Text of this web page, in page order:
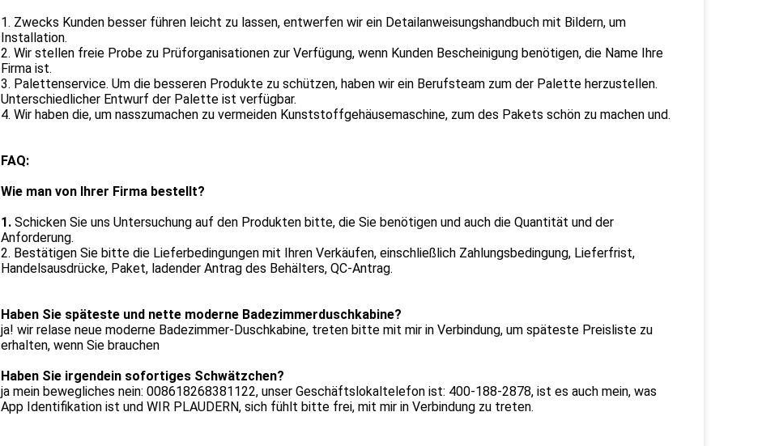
1. Zwecks Kunden besser führen leicht zu lassen, entwerfen wir ein Detailanweisungshandbuch mit Bildern, um
Installation.
2. Wir stellen freie Probe zu Prüforganisationen zur Verfügung, wenn Kunden Bescheinigung benötigen, die Name Ihre
Firma ist.
3. Palettenservice. Um die besseren Produkte zu schützen, haben wir ein Berufsteam zum der Palette herzustellen.
Unterschiedlicher Entwurf der Palette ist verfügbar.
4. Wir haben die, um nasszumachen zu vermeiden Kunststoffgehäusemaschine, zum des Pakets schön zu machen und.
FAQ:
Wie man von Ihrer Firma bestellt?
1. Schicken Sie uns Untersuchung auf den Produkten bitte, die Sie benötigen und auch die Quantität und der
Anforderung.
2. Bestätigen Sie bitte die Lieferbedingungen mit Ihren Verkäufen, einschließlich Zahlungsbedingung, Lieferfrist,
Handelsausdrücke, Paket, ladender Antrag des Behälters, QC-Antrag.
Haben Sie späteste und nette moderne Badezimmerduschkabine?
ja! wir relase neue moderne Badezimmer-Duschkabine, treten bitte mit mir in Verbindung, um späteste Preisliste zu
erhalten, wenn Sie brauchen
Haben Sie irgendein sofortiges Schwätzchen?
ja mein bewegliches nein: 008618268381122, unser Geschäftslokaltelefon ist: 400-188-2878, ist es auch mein, was
App Identifikation ist und WIR PLAUDERN, sich fühlt bitte frei, mit mir in Verbindung zu treten.